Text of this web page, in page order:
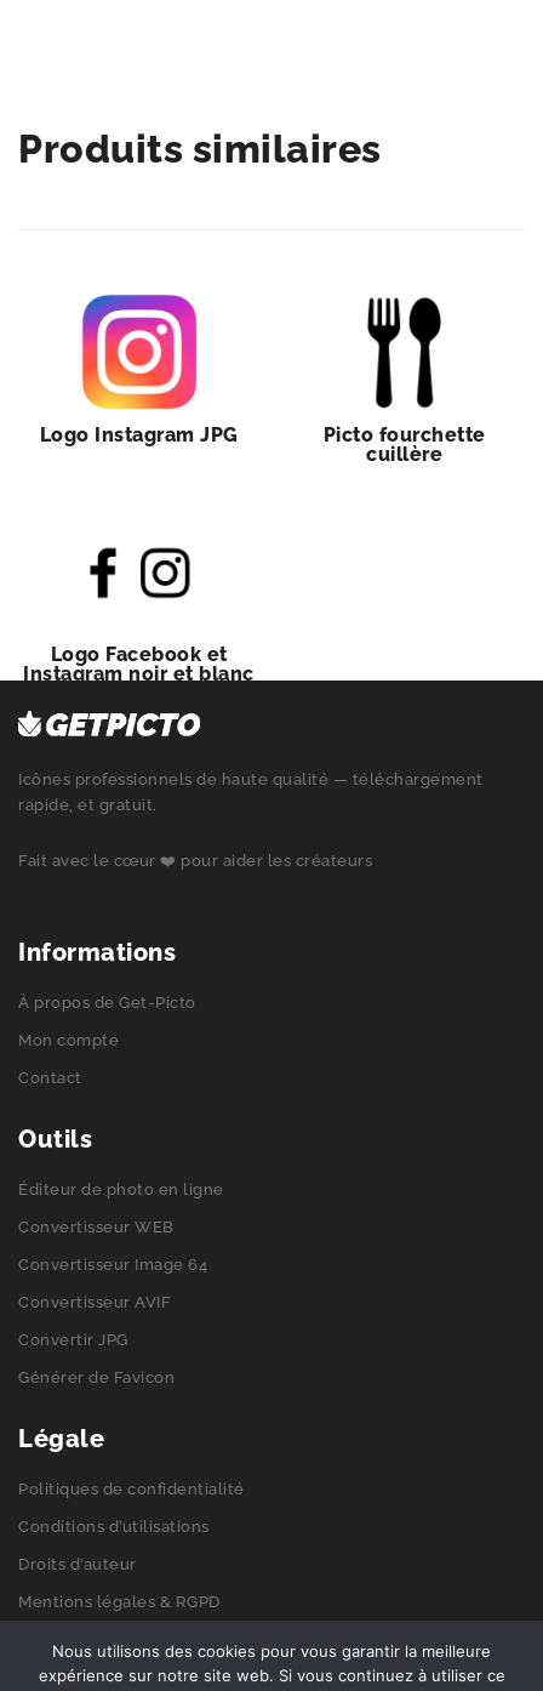
Produits similaires
Logo Instagram JPG
Picto fourchette
cuillère
Logo Facebook et
Instagram noir et blanc
Icônes professionnels de haute qualité — téléchargement
rapide, et gratuit.
Fait avec le cœur ❤️ pour aider les créateurs
Informations
À propos de Get-Picto
Mon compte
Contact
Outils
Éditeur de photo en ligne
Convertisseur WEB
Convertisseur Image 64
Convertisseur AVIF
Convertir JPG
Générer de Favicon
Légale
Politiques de confidentialité
Conditions d’utilisations
Droits d’auteur
Mentions légales & RGPD
Nous utilisons des cookies pour vous garantir la meilleure
expérience sur notre site web. Si vous continuez à utiliser ce